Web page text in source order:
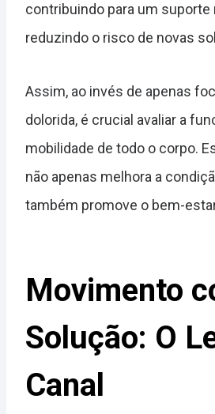
contribuindo para um suporte
reduzindo o risco de novas
Assim, ao invés de apenas
dolorida, é crucial avaliar a
mobilidade de todo o corpo.
não apenas melhora a
também promove o bem-
Movimento
Solução: O
Canal